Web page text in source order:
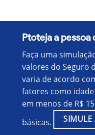
Ptoteja a pessoa
Faça uma
valores do Seguro
varia de acordo
fatores como
em menos de R$
básicas.
SIMULE